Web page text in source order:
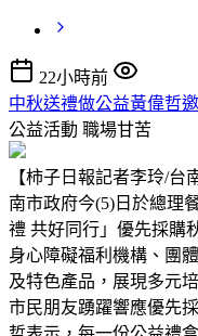
22小時前
中秋送禮做公益黃偉哲
公益活動 職場甘苦
【柿子日報記者李玲/
南市政府今(5)日於總理
禮 共好同行」優先採購
身心障礙福利機構、團
及特色產品，展現多元
市民朋友踴躍響應優先